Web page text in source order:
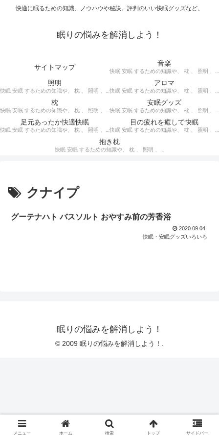
快適に眠るための知識、ノウハウや秘訣。評判のいい快眠グッズなど。
眠りの悩みを解消しよう！
サイトマップ 音楽
快眠 安眠 するための知識や、 枕 、 照明 、 アロマ など、おすすめの グッズ を紹介。 快眠 安眠 のための 音楽 CD の紹介です。 ヒーリングCD リラクゼーションCD インストゥルメンタルCD オルゴールCD ヘミシンクCD α波音楽 など。
照明
快眠 安眠 するための知識や、 枕 、 照明 、 アロマ など、おすすめの グッズ などを紹介。 快眠 安眠 のための 照明 フロアライト テーブルライト デスクライト スタンドライト など。
アロマ
快眠 安眠 するための知識や、 枕 、 照明 、 アロマ など、おすすめの グッズ などを紹介。 エッセンシャルオイル をはじめ、 アロマオイル を利用した アロマランプ 、 アロマディフューザー 、 アロマスプレー などの紹介です。
枕
快眠 安眠 するための知識や、 枕 、 照明 、 アロマ など、おすすめの グッズ などを紹介。 ぐっすり眠るために重要な枕選びのポイントや商品の紹介、 テンピュール 、 マニフレックス など。
安眠グッズ
快眠 安眠 するための知識や、 枕 、 照明 、 アロマ など、おすすめの グッズ などを紹介。 いろいろな 快眠 安眠 グッズ の紹介、足枕、うたた寝枕、目覚まし時計、入浴剤 など。
足元あったか快適快眠
快眠 安眠 するための知識や、 枕 、 照明 、 アロマ など、おすすめの グッズ などを紹介。 足元あったかで快適に眠るための 湯たんぽ あったか靴下 レッグウォーマー などの紹介です。
目の疲れを癒して快眠
快眠 安眠 するための知識や、 枕 、 照明 、 アロマ など、おすすめの グッズ などを紹介。 目の疲れを癒やす、 快眠、安眠 のための アイマスク アイピロー について。
抱き枕
快眠 安眠 するための知識や、 枕 、 照明 、 アロマ など、おすすめの グッズ などを紹介。 安心感を得る、リラックスして眠れるための 抱き枕 の紹介です。 妊婦さんや赤ちゃん、腰痛がある人におすすめ。
クナイプ
グーテナハト バスソルト おやすみ前の芳香浴
2020.09.04
快眠・安眠グッズいろいろ
眠りの悩みを解消しよう！
© 2009 眠りの悩みを解消しよう！.
メニュー ホーム 検索 トップ サイドバー